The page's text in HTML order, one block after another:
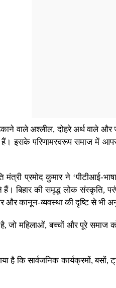
वाले अश्लील, दोहरे अर्थ वाले और
इसके परिणामस्वरूप समाज में
मंत्री प्रमोद कुमार ने
हैं। बिहार की समृद्ध लोक
और कानून-व्यवस्था की दृष्टि से भी
महिलाओं, बच्चों और पूरे समाज
है कि सार्वजनिक कार्यक्रमों,